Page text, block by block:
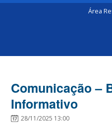
Área
Comunicação –
Informativo
28/11/2025 13:00